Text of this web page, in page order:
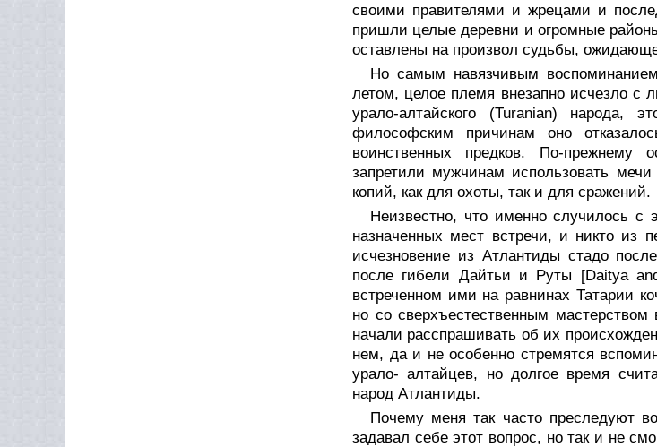
своими правителями и жрецами и
пришли целые деревни и огромные
оставлены на произвол судьбы,
Но самым навязчивым
летом, целое племя внезапно исчезло с
урало-алтайского (Turanian) народа,
философским причинам оно
воинственных предков. По-прежнему
запретили мужчинам использовать
копий, как для охоты, так и для сражений.
Неизвестно, что именно случилось
назначенных мест встречи, и никто из
исчезновение из Атлантиды стадо
после гибели Дайтьи и Руты [Daitya
встреченном ими на равнинах Татарии
но со сверхъестественным
начали расспрашивать об их
нем, да и не особенно стремятся
урало- алтайцев, но долгое время
народ Атлантиды.
Почему меня так часто преследуют
задавал себе этот вопрос, но так и не